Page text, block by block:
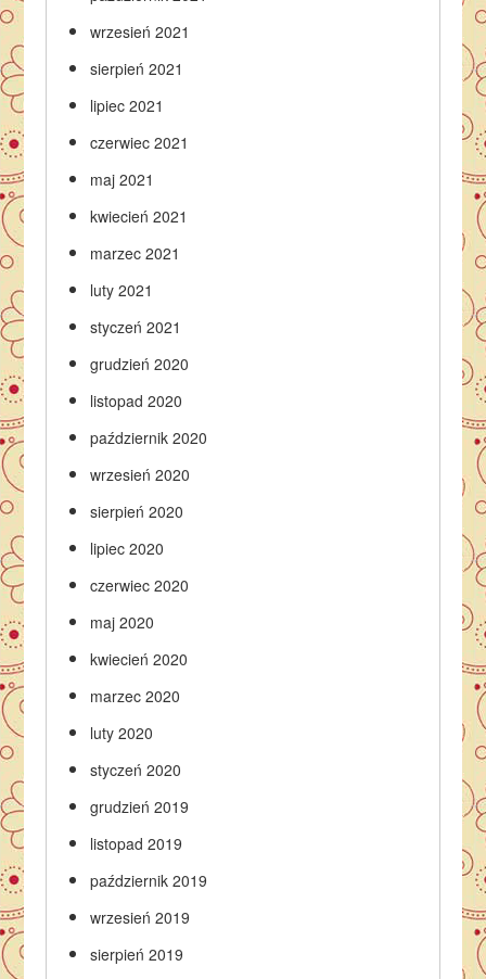
wrzesień 2021
sierpień 2021
lipiec 2021
czerwiec 2021
maj 2021
kwiecień 2021
marzec 2021
luty 2021
styczeń 2021
grudzień 2020
listopad 2020
październik 2020
wrzesień 2020
sierpień 2020
lipiec 2020
czerwiec 2020
maj 2020
kwiecień 2020
marzec 2020
luty 2020
styczeń 2020
grudzień 2019
listopad 2019
październik 2019
wrzesień 2019
sierpień 2019